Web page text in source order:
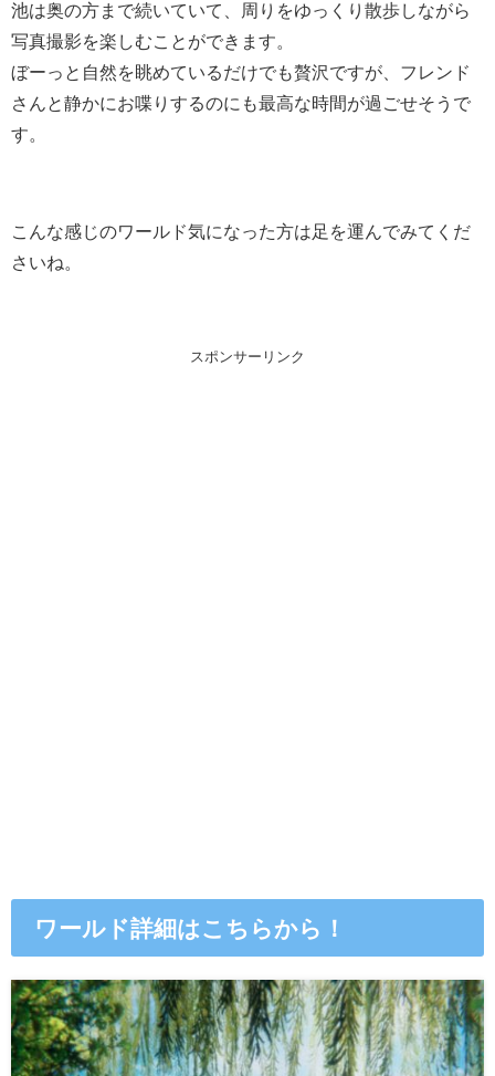
池は奥の方まで続いていて、周りをゆっくり散歩しながら
写真撮影を楽しむことができます。
ぼーっと自然を眺めているだけでも贅沢ですが、フレンド
さんと静かにお喋りするのにも最高な時間が過ごせそうで
す。
こんな感じのワールド気になった方は足を運んでみてくだ
さいね。
スポンサーリンク
ワールド詳細はこちらから！